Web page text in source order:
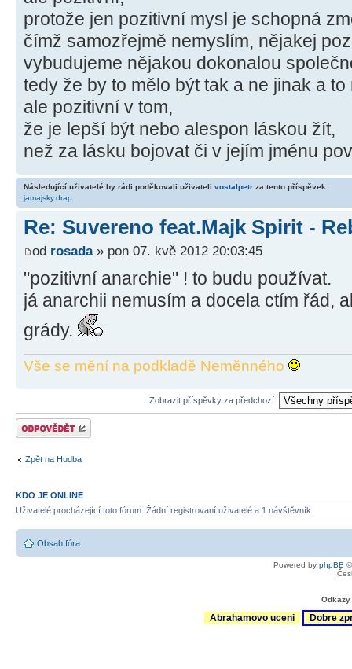
protože jen pozitivní mysl je schopná
čímž samozřejmě nemyslím, nějakej
vybudujeme nějakou dokonalou
tedy že by to mělo být tak a ne jinak a
ale pozitivní v tom,
že je lepší být nebo alespon láskou žít,
než za lásku bojovat či v jejím jménu
Následující uživatelé by rádi poděkovali uživateli vostalpetr za tento příspěvek:
jamajsky.drap
Re: Suvereno feat.Majk Spirit -
od rosada» pon 07. kvě 2012 20:03:45
"pozitivní anarchie" ! to budu používat.
já anarchii nemusím a docela ctím řád,
grády.
Vše se mění na podkladě Neměnného
Zobrazit příspěvky za předchozí:
Odeslat odpověď
Zpět na Hudba
KDO JE ONLINE
Uživatelé procházející toto fórum: Žádní registrovaní uživatelé a 1 návštěvník
Obsah fóra
Powered by phpBB
Abrahamovo uceni Dobre